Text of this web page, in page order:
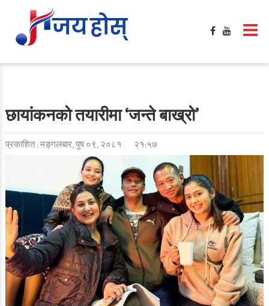
छायांकनको तयारीमा ‘जन्ते बाख्रो’
प्रकाशित : मङ्गलबार, पुष ०९, २०८१ २१:५७